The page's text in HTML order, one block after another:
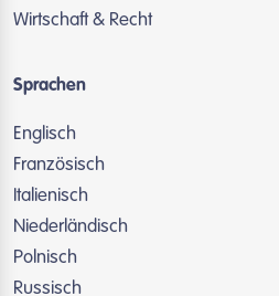
Wirtschaft & Recht
Sprachen
Englisch
Französisch
Italienisch
Niederländisch
Polnisch
Russisch